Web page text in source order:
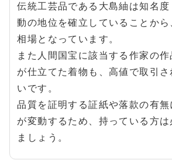
伝統工芸品である大島紬は知名
動の地位を確立していることから
相場となっています。
また人間国宝に該当する作家の
が仕立てた着物も、高値で取引
いです。
品質を証明する証紙や落款の有
が変動するため、持っている方は
ましょう。